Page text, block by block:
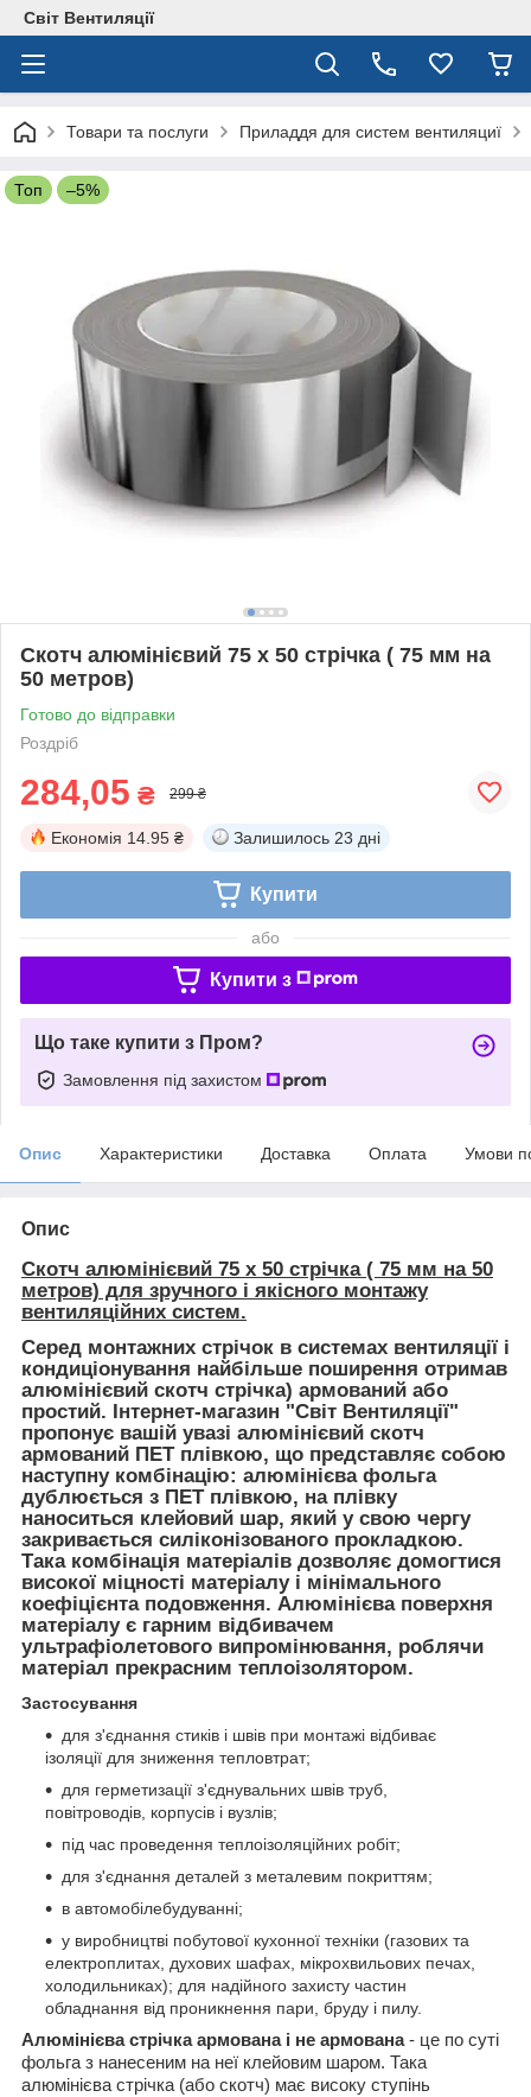
Світ Вентиляції
Товари та послуги Приладдя для систем вентиляциї
Топ –5%
Скотч алюмінієвий 75 х 50 стрічка ( 75 мм на
50 метров)
Готово до відправки
Роздріб
284,05 ₴ 299 ₴
Економія 14.95 ₴ Залишилось 23 дні
Купити
або
Купити з
Що таке купити з Пром?
Замовлення під захистом
Опис Характеристики Доставка Оплата Умови
Опис
Скотч алюмінієвий 75 х 50 стрічка ( 75 мм на 50
метров) для зручного і якісного монтажу
вентиляційних систем.
Серед монтажних стрічок в системах вентиляції і
кондиціонування найбільше поширення отримав
алюмінієвий скотч стрічка) армований або
простий. Інтернет-магазин "Світ Вентиляції"
пропонує вашій увазі алюмінієвий скотч
армований ПЕТ плівкою, що представляє собою
наступну комбінацію: алюмінієва фольга
дублюється з ПЕТ плівкою, на плівку
наноситься клейовий шар, який у свою чергу
закривається силіконізованого прокладкою.
Така комбінація матеріалів дозволяє домогтися
високої міцності матеріалу і мінімального
коефіцієнта подовження. Алюмінієва поверхня
матеріалу є гарним відбивачем
ультрафіолетового випромінювання, роблячи
матеріал прекрасним теплоізолятором.
Застосування
для з'єднання стиків і швів при монтажі відбиває
ізоляції для зниження тепловтрат;
для герметизації з'єднувальних швів труб,
повітроводів, корпусів і вузлів;
під час проведення теплоізоляційних робіт;
для з'єднання деталей з металевим покриттям;
в автомобілебудуванні;
у виробництві побутової кухонної техніки (газових та
електроплитах, духових шафах, мікрохвильових печах,
холодильниках); для надійного захисту частин
обладнання від проникнення пари, бруду і пилу.
Алюмінієва стрічка армована і не армована- це по суті
фольга з нанесеним на неї клейовим шаром. Така
алюмінієва стрічка (або скотч) має високу ступінь